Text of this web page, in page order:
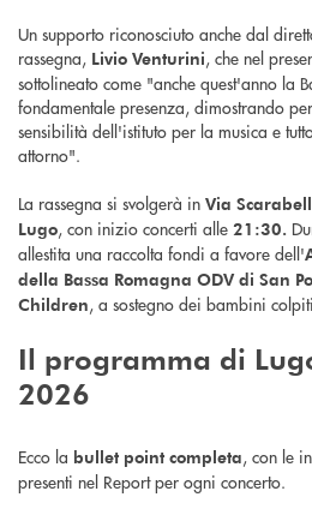
Un supporto riconosciuto anche dal
rassegna, Livio Venturini, che nel
sottolineato come "anche quest'anno la
fondamentale presenza, dimostrando
sensibilità dell'istituto per la musica e
attorno".
La rassegna si svolgerà in Via
Lugo, con inizio concerti alle 21:30.
allestita una raccolta fondi a favore dell'
della Bassa Romagna ODV di San
Children, a sostegno dei bambini
Il programma di
2026
Ecco la bullet point completa, con le
presenti nel Report per ogni concerto.